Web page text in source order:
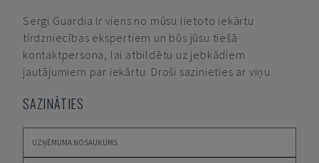
Sergi Guardia Ir viens no mūsu lietoto iekārtu
tirdzniecības ekspertiem un būs jūsu tiešā
kontaktpersona, lai atbildētu uz jebkādiem
jautājumiem par iekārtu. Droši sazinieties ar viņu.
SAZINĀTIES